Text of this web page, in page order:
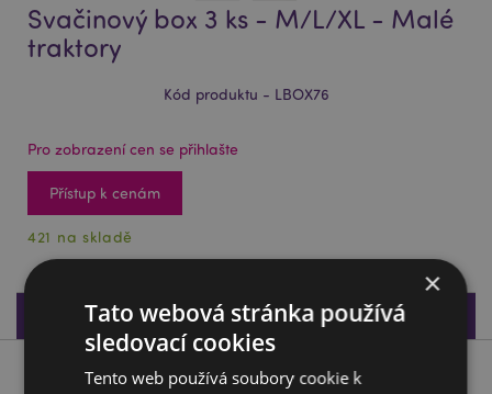
Svačinový box 3 ks - M/L/XL - Malé
traktory
Kód produktu - LBOX76
Pro zobrazení cen se přihlašte
Přístup k cenám
421 na skladě
Specifikace produktu
Popis produktu
×
Tato webová stránka používá
sledovací cookies
Tento web používá soubory cookie k